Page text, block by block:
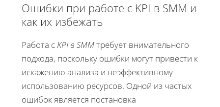
Ошибки при работе с KPI в SMM и
как их избежать
Работа с KPI в SMMтребует внимательного
подхода, поскольку ошибки могут привести к
искажению анализа и неэффективному
использованию ресурсов. Одной из частых
ошибок является постановка